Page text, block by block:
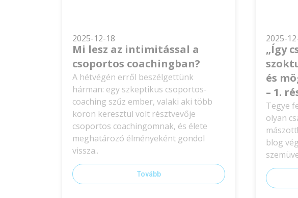
2025-12-18
Mi lesz az intimitással a
csoportos coachingban?
A hétvégén erről beszélgettünk
hárman: egy szkeptikus csoportos-
coaching szűz ember, valaki aki több
körön keresztül volt résztvevője
csoportos coachingomnak, és élete
meghatározó élményeként gondol
vissza..
Tovább
2025-
„Így
és
– 1.
Tegye
olyan
blog